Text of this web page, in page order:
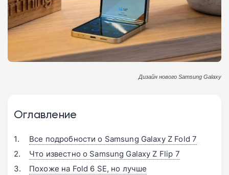
Дизайн нового Samsung Galaxy
Оглавление
Все подробности о Samsung Galaxy Z Fold 7
Что известно о Samsung Galaxy Z Flip 7
Похоже на Fold 6 SE, но лучше